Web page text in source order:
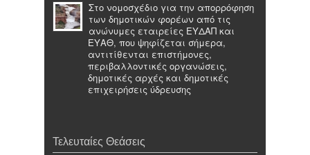
Στο νομοσχέδιο για την απορρόφηση
των δημοτικών φορέων από τις
ανώνυμες εταιρείες ΕΥΔΑΠ και
ΕΥΑΘ, που ψηφίζεται σήμερα,
αντιτίθενται επιστήμονες,
περιβαλλοντικές οργανώσεις,
δημοτικές αρχές και δημοτικές
επιχειρήσεις ύδρευσης
Τελευταίες Θεάσεις